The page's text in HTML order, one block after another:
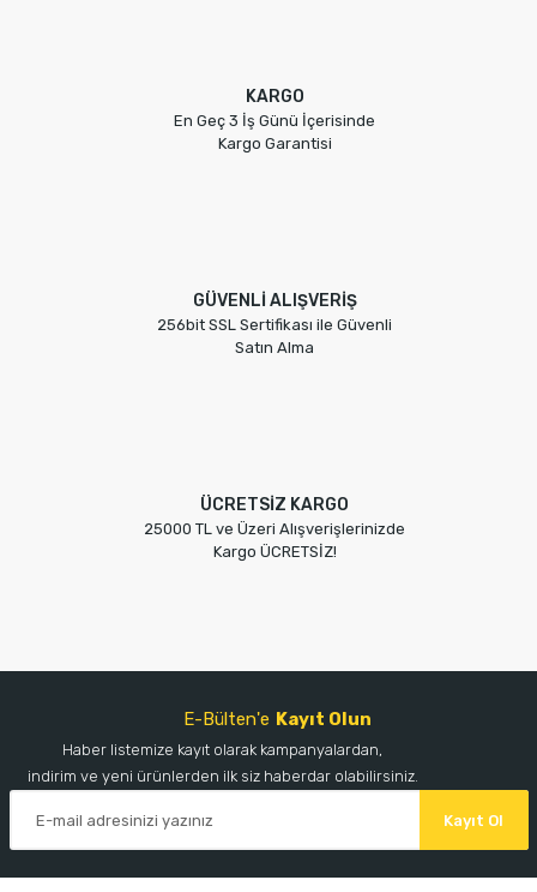
KARGO
En Geç 3 İş Günü İçerisinde
Kargo Garantisi
GÜVENLİ ALIŞVERİŞ
256bit SSL Sertifikası ile Güvenli
Satın Alma
ÜCRETSİZ KARGO
25000 TL ve Üzeri Alışverişlerinizde
Kargo ÜCRETSİZ!
E-Bülten'e Kayıt Olun
Haber listemize kayıt olarak kampanyalardan,
indirim ve yeni ürünlerden ilk siz haberdar olabilirsiniz.
Kayıt Ol